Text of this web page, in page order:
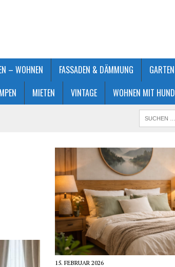
– WOHNEN FASSADEN & DÄMMUNG
GARTEN
MIETEN VINTAGE WOHNEN MIT HUND
15. FEBRUAR 2026